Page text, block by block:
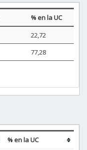
% en la UC
22,72
77,28
% en la UC